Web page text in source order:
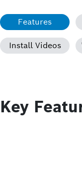
Features
Install Videos
Key